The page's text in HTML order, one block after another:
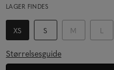
LAGER FINDES
XS S M L
Størrelsesguide